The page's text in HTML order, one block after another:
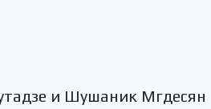
и Шушаник Мгдесян